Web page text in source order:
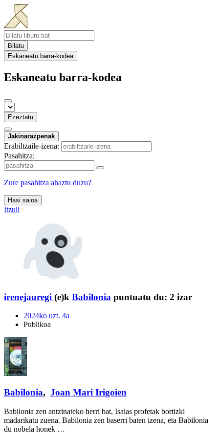
Bilatu
Eskaneatu barra-kodea
Eskaneatu barra-kodea
Ezeztatu
Jakinarazpenak
Erabiltzaile-izena:
Pasahitza:
Zure pasahitza ahaztu duzu?
Hasi saioa
Itzuli
irenejauregi (e)k Babilonia puntuatu du: 2 izar
2024ko uzt. 4a
Publikoa
Babilonia, Joan Mari Irigoien
Babilonia zen antzinateko herri bat, Isaias profetak bortizki
madarikatu zuena. Babilonia zen baserri baten izena, eta Babilonia
du nobela honek …